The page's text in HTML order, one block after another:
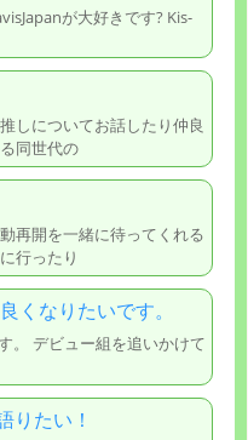
が大好きです? Kis-
しについてお話したり仲良
同世代の
再開を一緒に待ってくれる
行ったり
くなりたいです。
。 デビュー組を追いかけて
りたい！